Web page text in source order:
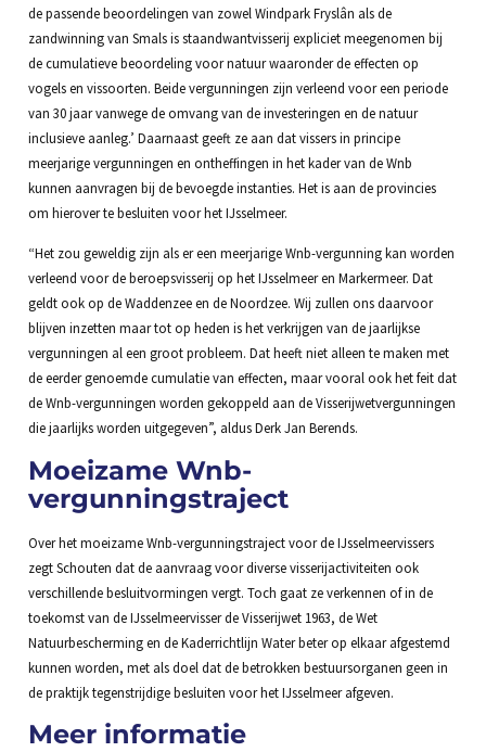
de passende beoordelingen van zowel Windpark Fryslân als de
zandwinning van Smals is staandwantvisserij expliciet meegenomen bij
de cumulatieve beoordeling voor natuur waaronder de effecten op
vogels en vissoorten. Beide vergunningen zijn verleend voor een periode
van 30 jaar vanwege de omvang van de investeringen en de natuur
inclusieve aanleg.’ Daarnaast geeft ze aan dat vissers in principe
meerjarige vergunningen en ontheffingen in het kader van de Wnb
kunnen aanvragen bij de bevoegde instanties. Het is aan de provincies
om hierover te besluiten voor het IJsselmeer.
“Het zou geweldig zijn als er een meerjarige Wnb-vergunning kan worden
verleend voor de beroepsvisserij op het IJsselmeer en Markermeer. Dat
geldt ook op de Waddenzee en de Noordzee. Wij zullen ons daarvoor
blijven inzetten maar tot op heden is het verkrijgen van de jaarlijkse
vergunningen al een groot probleem. Dat heeft niet alleen te maken met
de eerder genoemde cumulatie van effecten, maar vooral ook het feit dat
de Wnb-vergunningen worden gekoppeld aan de Visserijwetvergunningen
die jaarlijks worden uitgegeven”, aldus Derk Jan Berends.
Moeizame Wnb-
vergunningstraject
Over het moeizame Wnb-vergunningstraject voor de IJsselmeervissers
zegt Schouten dat de aanvraag voor diverse visserijactiviteiten ook
verschillende besluitvormingen vergt. Toch gaat ze verkennen of in de
toekomst van de IJsselmeervisser de Visserijwet 1963, de Wet
Natuurbescherming en de Kaderrichtlijn Water beter op elkaar afgestemd
kunnen worden, met als doel dat de betrokken bestuursorganen geen in
de praktijk tegenstrijdige besluiten voor het IJsselmeer afgeven.
Meer informatie